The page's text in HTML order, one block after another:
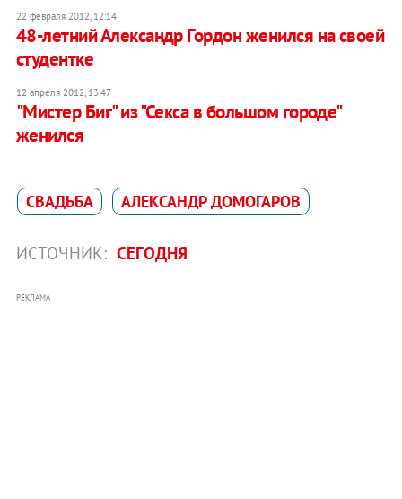
22 февраля 2012, 12:14
48-летний Александр Гордон женился на своей
студентке
12 апреля 2012, 13:47
"Мистер Биг" из "Секса в большом городе"
женился
СВАДЬБА АЛЕКСАНДР ДОМОГАРОВ
ИСТОЧНИК: СЕГОДНЯ
РЕКЛАМА